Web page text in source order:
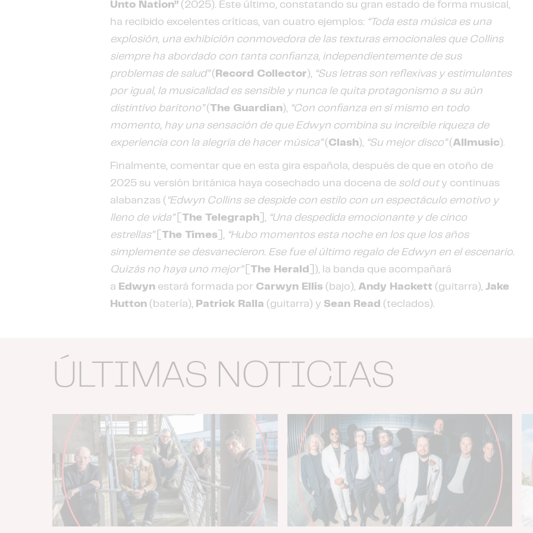
Unto Nation” (2025). Este último, constatando su gran estado de forma musical,
ha recibido excelentes críticas, van cuatro ejemplos: “Toda esta música es una
explosión, una exhibición conmovedora de las texturas emocionales que Collins
siempre ha abordado con tanta confianza, independientemente de sus
problemas de salud”( Record Collector), “Sus letras son reflexivas y estimulantes
por igual, la musicalidad es sensible y nunca le quita protagonismo a su aún
distintivo barítono”(The Guardian), “Con confianza en sí mismo en todo
momento, hay una sensación de que Edwyn combina su increíble riqueza de
experiencia con la alegría de hacer música”(Clash), “Su mejor disco”(Allmusic).
Finalmente, comentar que en esta gira española, después de que en otoño de
2025 su versión británica haya cosechado una docena de sold outy continuas
alabanzas ( “Edwyn Collins se despide con estilo con un espectáculo emotivo y
lleno de vida” [The Telegraph ], “Una despedida emocionante y de cinco
estrellas”[The Times ], “Hubo momentos esta noche en los que los años
simplemente se desvanecieron. Ese fue el último regalo de Edwyn en el escenario.
Quizás no haya uno mejor”[The Herald
]), la banda que acompañará
a Edwyn estará formada por Carwyn Ellis (bajo), Andy Hackett (guitarra),Jake
Hutton (batería), Patrick Ralla (guitarra) y Sean Read (teclados).
ÚLTIMAS NOTICIAS